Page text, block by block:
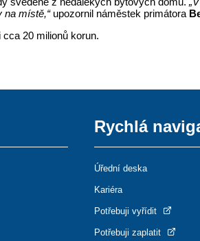
na místě,“upozornil náměstek primátora
20 milionů korun.
Rychlá
Úřední deska
Kariéra
Potřebuji vyřídit
Potřebuji zaplatit